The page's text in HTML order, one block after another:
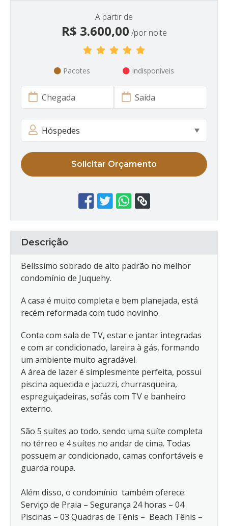
A partir de
R$ 3.600,00 /por noite
Pacotes Indisponíveis
Solicitar Orçamento
Descrição
Belíssimo sobrado de alto padrão no melhor
condomínio de Juquehy.
A casa é muito completa e bem planejada, está
recém reformada com tudo novinho.
Conta com sala de TV, estar e jantar integradas
e com ar condicionado, lareira à gás, formando
um ambiente muito agradável.
A área de lazer é simplesmente perfeita, possui
piscina aquecida e jacuzzi, churrasqueira,
espreguiçadeiras, sofás com TV e banheiro
externo.
São 5 suítes ao todo, sendo uma suíte completa
no térreo e 4 suítes no andar de cima. Todas
possuem ar condicionado, camas confortáveis e
guarda roupa.
Além disso, o condomínio também oferece:
Serviço de Praia – Segurança 24 horas – 04
Piscinas – 03 Quadras de Tênis – Beach Tênis –